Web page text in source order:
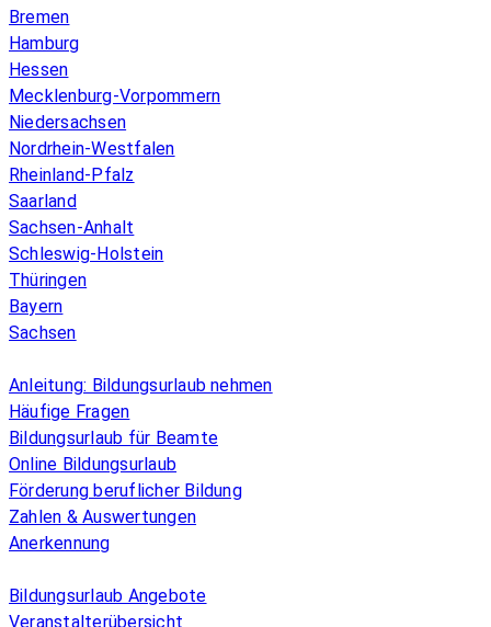
Bremen
Hamburg
Hessen
Mecklenburg-Vorpommern
Niedersachsen
Nordrhein-Westfalen
Rheinland-Pfalz
Saarland
Sachsen-Anhalt
Schleswig-Holstein
Thüringen
Bayern
Sachsen
Anleitung: Bildungsurlaub nehmen
Häufige Fragen
Bildungsurlaub für Beamte
Online Bildungsurlaub
Förderung beruflicher Bildung
Zahlen & Auswertungen
Anerkennung
Bildungsurlaub Angebote
Veranstalterübersicht